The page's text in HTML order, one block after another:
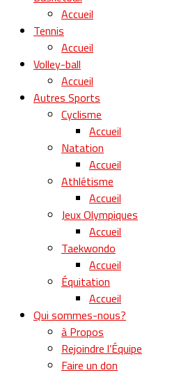
Accueil
Tennis
Accueil
Volley-ball
Accueil
Autres Sports
Cyclisme
Accueil
Natation
Accueil
Athlétisme
Accueil
Jeux Olympiques
Accueil
Taekwondo
Accueil
Équitation
Accueil
Qui sommes-nous?
à Propos
Rejoindre l’Équipe
Faire un don